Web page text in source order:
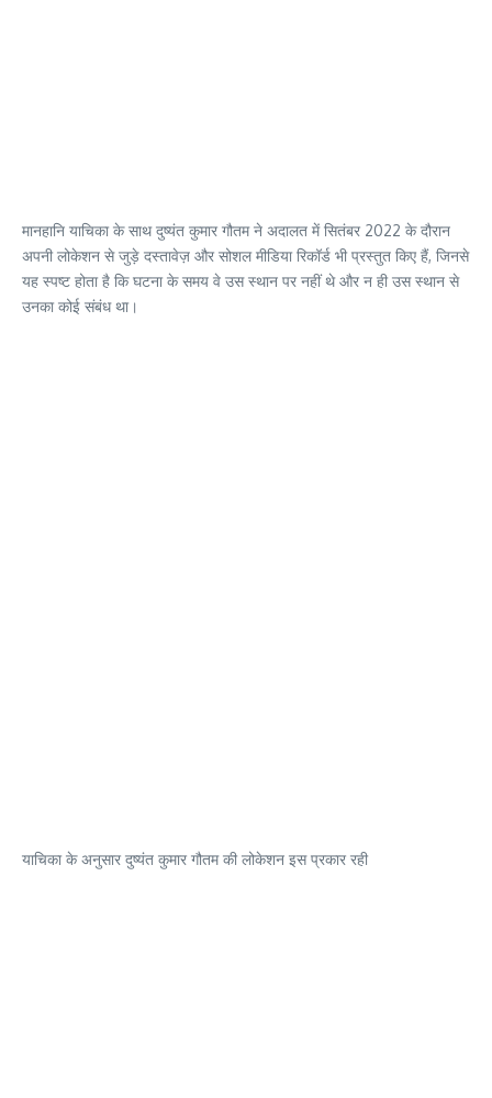
मानहानि याचिका के साथ दुष्यंत कुमार गौतम ने अदालत में सितंबर 2022 के दौरान
अपनी लोकेशन से जुड़े दस्तावेज़ और सोशल मीडिया रिकॉर्ड भी प्रस्तुत किए हैं, जिनसे
यह स्पष्ट होता है कि घटना के समय वे उस स्थान पर नहीं थे और न ही उस स्थान से
उनका कोई संबंध था।
याचिका के अनुसार दुष्यंत कुमार गौतम की लोकेशन इस प्रकार रही